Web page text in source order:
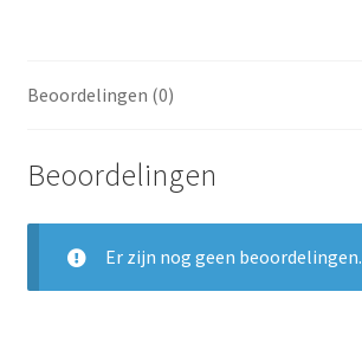
Beoordelingen (0)
Beoordelingen
Er zijn nog geen beoordelingen.